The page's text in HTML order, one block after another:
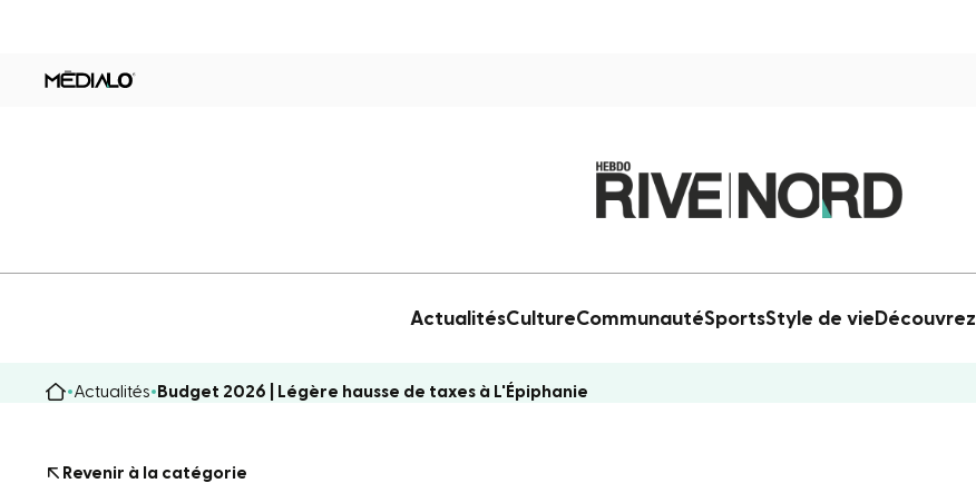
ActualitésCultureCommunautéSportsStyle de vie Découvrez
Actualités Budget 2026 | Légère hausse de taxes à L'Épiphanie
Revenir à la catégorie